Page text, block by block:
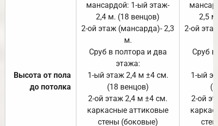
Высота от пола
до потолка
мансардой: 1-ый этаж-
2,4 м. (18 венцов)
2-ой этаж (мансарда)- 2,3
м.
Сруб в полтора и два
этажа:
1-ый этаж 2,4 м ±4 см.
(18 венцов)
2-ой этаж 2,4 м ±4 см.
каркасные аттиковые
стены (боковые)
2,5
2-ой
Сруб
1-ый
2-ой